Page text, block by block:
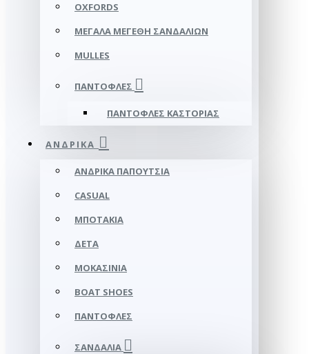
OXFORDS
ΜΕΓΆΛΑ ΜΕΓΈΘΗ ΣΑΝΔΑΛΙΏΝ
MULLES
ΠΑΝΤΌΦΛΕΣ
ΠΑΝΤΌΦΛΕΣ ΚΑΣΤΟΡΙΆΣ
ΑΝΔΡΙΚΆ
ΑΝΔΡΙΚΆ ΠΑΠΟΎΤΣΙΑ
CASUAL
ΜΠΟΤΆΚΙΑ
ΔΕΤΆ
ΜΟΚΑΣΊΝΙΑ
BOAT SHOES
ΠΑΝΤΌΦΛΕΣ
ΣΑΝΔΆΛΙΑ